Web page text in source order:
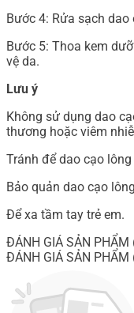
Bước 4: Rửa sạch
Bước 5: Thoa kem
vệ da.
Lưu ý
Không sử dụng dao
thương hoặc viêm
Tránh để dao cạo
Bảo quản dao cạo
Để xa tầm tay trẻ em.
ĐÁNH GIÁ SẢN PHẨM
ĐÁNH GIÁ SẢN PHẨM